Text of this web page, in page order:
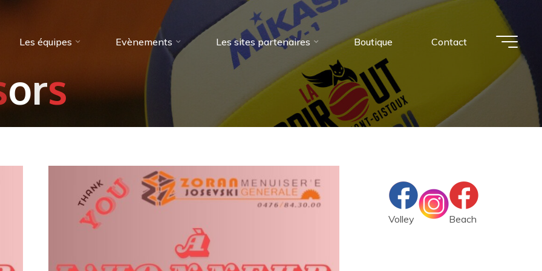
Les équipes Evènements Les sites partenaires Boutique Contact
ors
Volley Beach